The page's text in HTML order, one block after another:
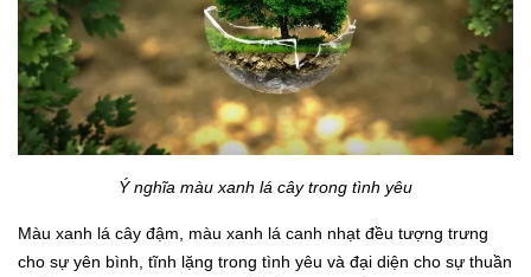
Ý nghĩa màu xanh lá cây trong tình yêu
Màu xanh lá cây đậm, màu xanh lá canh nhạt đều tượng trưng
cho sự yên bình, tĩnh lặng trong tình yêu và đại diện cho sự thuần